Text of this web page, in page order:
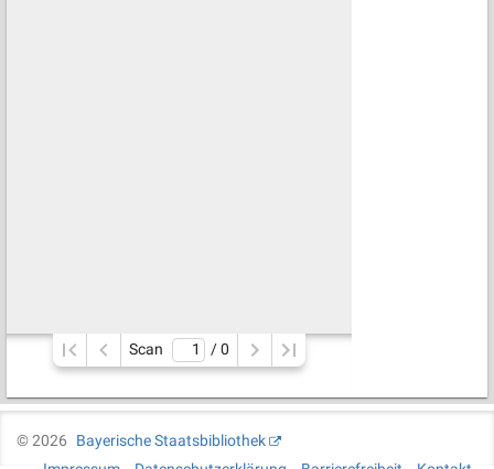
Scan / 0
©2026
Bayerische Staatsbibliothek